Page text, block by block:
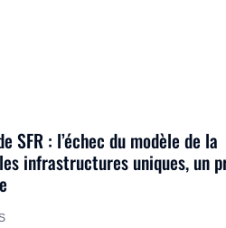
SFR : l’échec du modèle de la
infrastructures uniques, un